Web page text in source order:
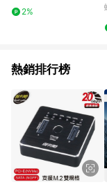
2%
熱銷排行榜